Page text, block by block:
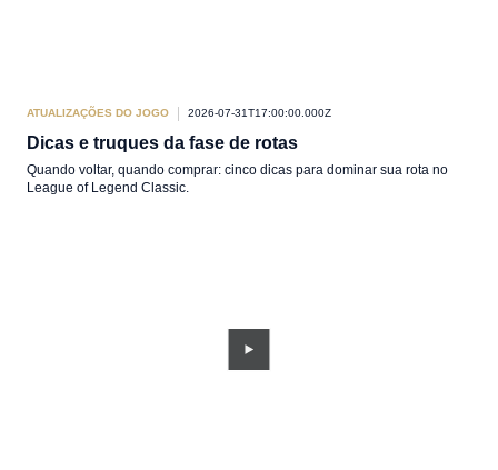
ATUALIZAÇÕES DO JOGO 2026-07-31T17:00:00.000Z
Dicas e truques da fase de rotas
Quando voltar, quando comprar: cinco dicas para dominar sua rota no
League of Legend Classic.